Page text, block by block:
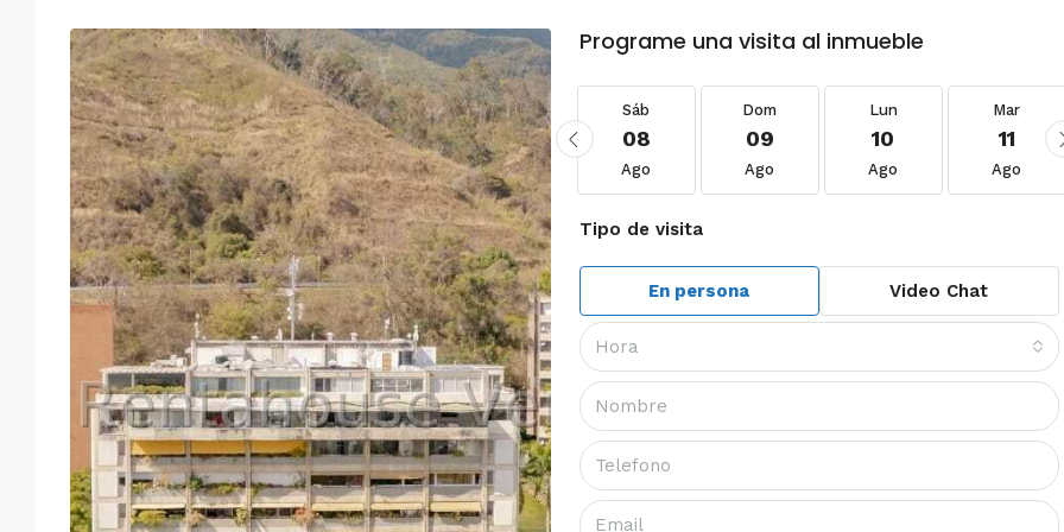
Programe una visita al inmueble
Mié
19
Ago
Jue
20
Ago
Vie
21
Ago
Sáb
22
Ago
Sáb
08
Ago
Dom
09
Ago
Lun
10
Ago
Mar
11
Ago
Tipo de visita
En persona Video Chat
Hora